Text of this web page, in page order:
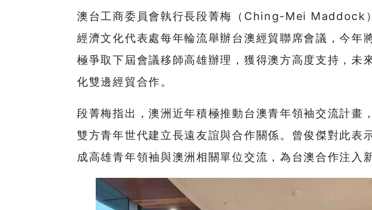
澳台工商委員會執行長段菁梅（Ching-Mei Maddock
經濟文化代表處每年輪流舉辦台澳經貿聯席會議，今年
極爭取下屆會議移師高雄辦理，獲得澳方高度支持，未
化雙邊經貿合作。
段菁梅指出，澳洲近年積極推動台澳青年領袖交流計畫
雙方青年世代建立長遠友誼與合作關係。曾俊傑對此表
成高雄青年領袖與澳洲相關單位交流，為台澳合作注入